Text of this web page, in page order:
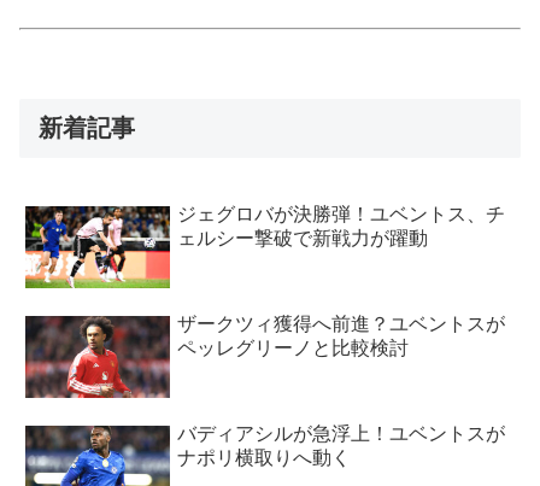
新着記事
ジェグロバが決勝弾！ユベントス、チ
ェルシー撃破で新戦力が躍動
ザークツィ獲得へ前進？ユベントスが
ペッレグリーノと比較検討
バディアシルが急浮上！ユベントスが
ナポリ横取りへ動く